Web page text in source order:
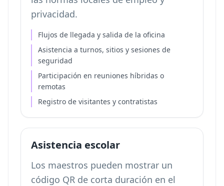
privacidad.
Flujos de llegada y salida de la oficina
Asistencia a turnos, sitios y sesiones de
seguridad
Participación en reuniones híbridas o
remotas
Registro de visitantes y contratistas
Asistencia escolar
Los maestros pueden mostrar un
código QR de corta duración en el